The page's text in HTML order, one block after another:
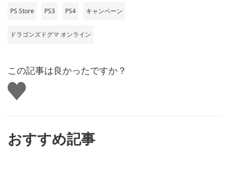
PS Store PS3 PS4 キャンペーン
ドラゴンズドグマ オンライン
この記事は良かったですか？
い
い
おすすめ記事